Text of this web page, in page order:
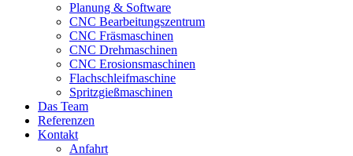
Planung & Software
CNC Bearbeitungszentrum
CNC Fräsmaschinen
CNC Drehmaschinen
CNC Erosionsmaschinen
Flachschleifmaschine
Spritzgießmaschinen
Das Team
Referenzen
Kontakt
Anfahrt